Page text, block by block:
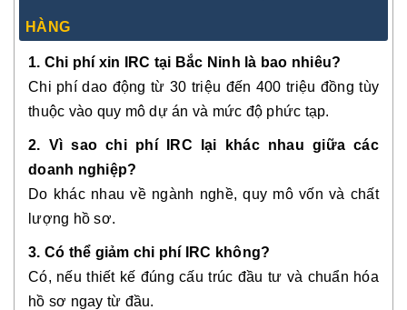
HÀNG
1. Chi phí xin IRC tại Bắc Ninh là bao nhiêu?
Chi phí dao động từ 30 triệu đến 400 triệu đồng tùy
thuộc vào quy mô dự án và mức độ phức tạp.
2. Vì sao chi phí IRC lại khác nhau giữa các
doanh nghiệp?
Do khác nhau về ngành nghề, quy mô vốn và chất
lượng hồ sơ.
3. Có thể giảm chi phí IRC không?
Có, nếu thiết kế đúng cấu trúc đầu tư và chuẩn hóa
hồ sơ ngay từ đầu.